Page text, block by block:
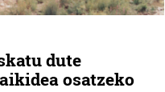
dute
osatzeko